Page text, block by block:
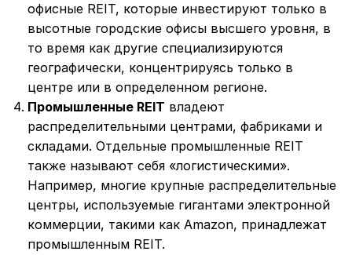
офисные REIT, которые инвестируют только в
высотные городские офисы высшего уровня, в
то время как другие специализируются
географически, концентрируясь только в
центре или в определенном регионе.
Промышленные REIT владеют
распределительными центрами, фабриками и
складами. Отдельные промышленные REIT
также называют себя «логистическими».
Например, многие крупные распределительные
центры, используемые гигантами электронной
коммерции, такими как Amazon, принадлежат
промышленным REIT.